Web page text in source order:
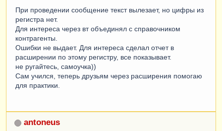
При проведении сообщение текст вылезает, но цифры из
регистра нет.
Для интереса через вт объединял с справочником
контрагенты.
Ошибки не выдает. Для интереса сделал отчет в
расширении по этому регистру, все показывает.
не ругайтесь, самоучка))
Сам учился, теперь друзьям через расширения помогаю
для практики.
antoneus